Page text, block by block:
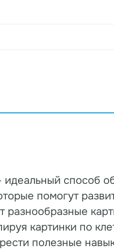
способ
помогут
картинки по
полезные